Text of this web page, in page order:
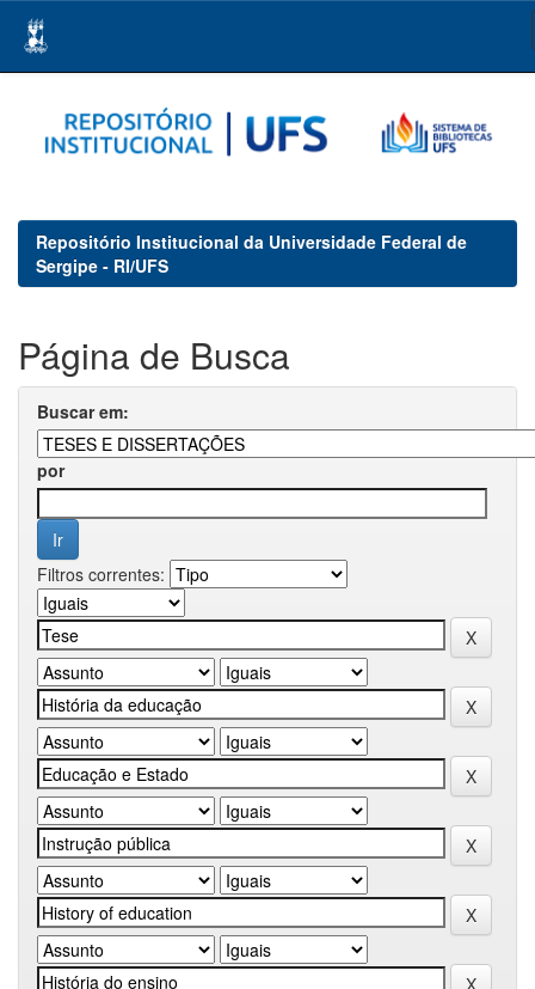
navigation
Repositório Institucional da Universidade Federal de
Sergipe - RI/UFS
Página de Busca
Buscar em:
por
Filtros correntes: